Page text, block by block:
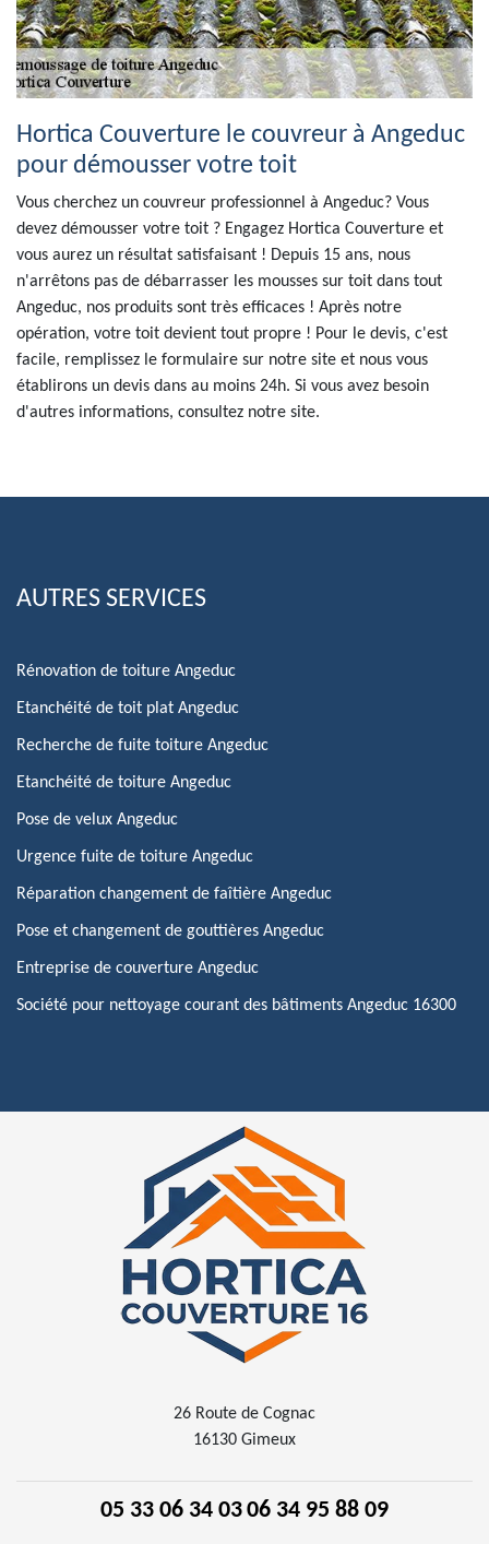
Hortica Couverture le couvreur à Angeduc
pour démousser votre toit
Vous cherchez un couvreur professionnel à Angeduc? Vous
devez démousser votre toit ? Engagez Hortica Couverture et
vous aurez un résultat satisfaisant ! Depuis 15 ans, nous
n'arrêtons pas de débarrasser les mousses sur toit dans tout
Angeduc, nos produits sont très efficaces ! Après notre
opération, votre toit devient tout propre ! Pour le devis, c'est
facile, remplissez le formulaire sur notre site et nous vous
établirons un devis dans au moins 24h. Si vous avez besoin
d'autres informations, consultez notre site.
AUTRES SERVICES
Rénovation de toiture Angeduc
Etanchéité de toit plat Angeduc
Recherche de fuite toiture Angeduc
Etanchéité de toiture Angeduc
Pose de velux Angeduc
Urgence fuite de toiture Angeduc
Réparation changement de faîtière Angeduc
Pose et changement de gouttières Angeduc
Entreprise de couverture Angeduc
Société pour nettoyage courant des bâtiments Angeduc 16300
26 Route de Cognac
16130 Gimeux
05 33 06 34 0306 34 95 88 09